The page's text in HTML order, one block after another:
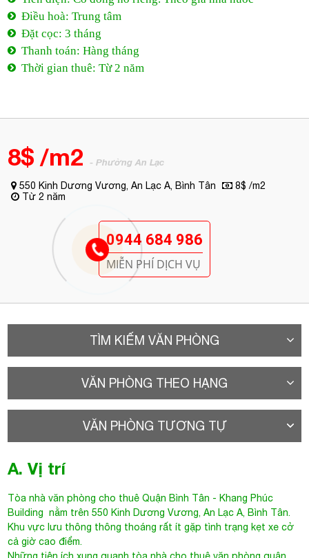
Điều hoà: Trung tâm
Đặt cọc: 3 tháng
Thanh toán: Hàng tháng
Thời gian thuê: Từ 2 năm
8$ /m2 - Phường An Lạc
550 Kinh Dương Vương, An Lạc A, Bình Tân
8$ /m2
Từ 2 năm
0944 684 986
MIỄN PHÍ DỊCH VỤ
TÌM KIẾM VĂN PHÒNG
VĂN PHÒNG THEO HẠNG
VĂN PHÒNG TƯƠNG TỰ
A. Vị trí
Tòa nhà văn phòng cho thuê Quận Bình Tân - Khang Phúc
Building nằm trên 550 Kinh Dương Vương, An Lạc A, Bình Tân.
Khu vực lưu thông thông thoáng rất ít gặp tình trạng kẹt xe cở
cả giờ cao điểm.